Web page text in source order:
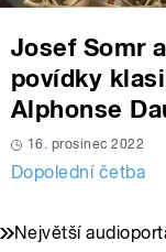
Josef Somr
povídky
Alphonse
16. prosinec 2022
Dopolední četba
Největší